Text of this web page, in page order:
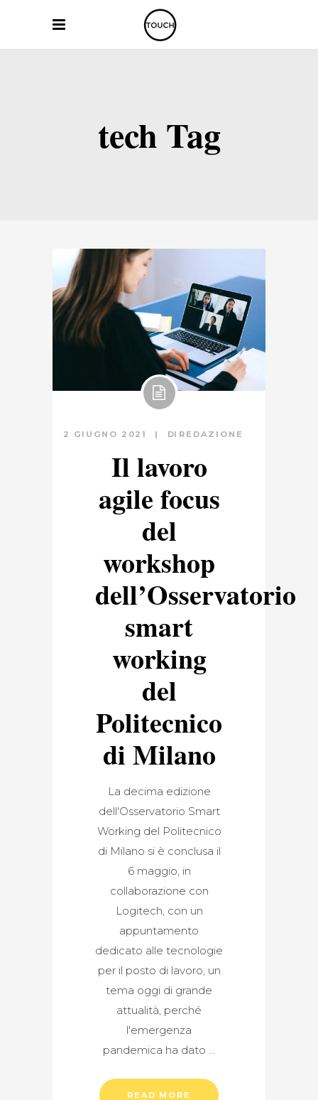
tech Tag
2 GIUGNO 2021 DI REDAZIONE
Il lavoro
agile focus
del
workshop
dell’Osservatorio
smart
working
del
Politecnico
di Milano
La decima edizione
dell'Osservatorio Smart
Working del Politecnico
di Milano si è conclusa il
6 maggio, in
collaborazione con
Logitech, con un
appuntamento
dedicato alle tecnologie
per il posto di lavoro, un
tema oggi di grande
attualità, perché
l'emergenza
pandemica ha dato
READ MORE